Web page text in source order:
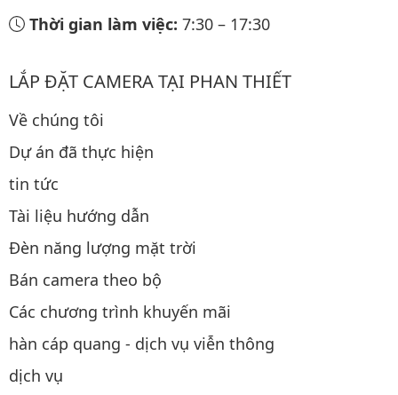
Thời gian làm việc: 7:30 – 17:30
LẮP ĐẶT CAMERA TẠI PHAN THIẾT
Về chúng tôi
Dự án đã thực hiện
tin tức
Tài liệu hướng dẫn
Đèn năng lượng mặt trời
Bán camera theo bộ
Các chương trình khuyến mãi
hàn cáp quang - dịch vụ viễn thông
dịch vụ